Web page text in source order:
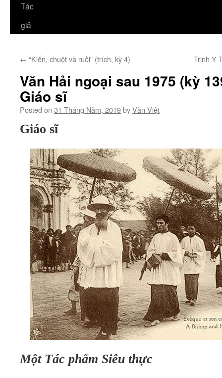
Tác
giả
← “Kiến, chuột và ruồi” (trích, kỳ 4) Trịnh Y
Văn Hải ngoại sau 1975 (kỳ
Giáo sĩ
Posted on 31 Tháng Năm, 2019byVăn Việt
Giáo sĩ
Một Tác phẩm Siêu thực